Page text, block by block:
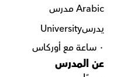
Arabic مدرس
يدرسUniversity
٠ ساعة مع أوركاس
عن المدرس